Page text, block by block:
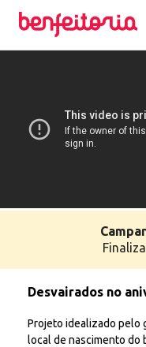
Desvairados no
Projeto idealizado pelo
local de nascimento do